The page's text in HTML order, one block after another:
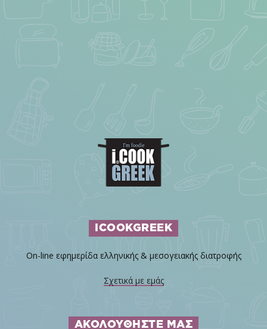
ICOOKGREEK
On-line εφημερίδα ελληνικής & μεσογειακής διατροφής
Σχετικά με εμάς
ΑΚΟΛΟΥΘΗΣΤΕ ΜΑΣ